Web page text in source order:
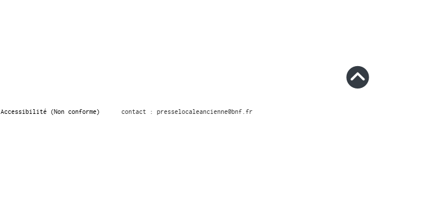
Accessibilité (Non conforme) contact : presselocaleancienne@bnf.fr